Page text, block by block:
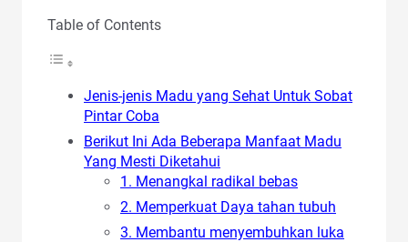
Table of Contents
Jenis-jenis Madu yang Sehat Untuk Sobat
Pintar Coba
Berikut Ini Ada Beberapa Manfaat Madu
Yang Mesti Diketahui
1. Menangkal radikal bebas
2. Memperkuat Daya tahan tubuh
3. Membantu menyembuhkan luka